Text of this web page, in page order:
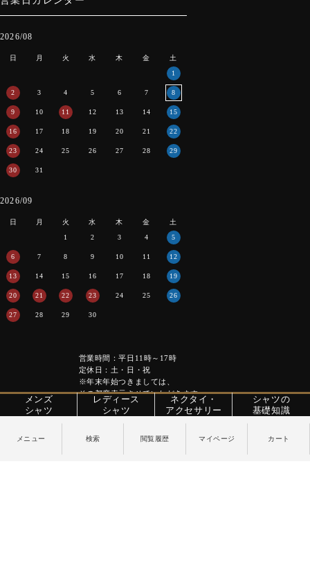
メンズ
シャツ
レディース
シャツ
ネクタイ・
アクセサリー
シャツの
基礎知識
PAGE TOP
2026/08
日 月 火 水 木 金 土
1
2 3 4 5 6 7 8
9 10 11 12 13 14 15
16 17 18 19 20 21 22
23 24 25 26 27 28 29
30 31
2026/09
日 月 火 水 木 金 土
1 2 3 4 5
6 7 8 9 10 11 12
13 14 15 16 17 18 19
20 21 22 23 24 25 26
27 28 29 30
営業時間：平日11時～17時
定休日：土・日・祝
※年末年始つきましては、
その都度表示させていただきます。
特定商取引法に関する表記 プライバシーポリシー
Copyright © YANAGIDA ORIMONO CO.LTD. All Rights Reserved.